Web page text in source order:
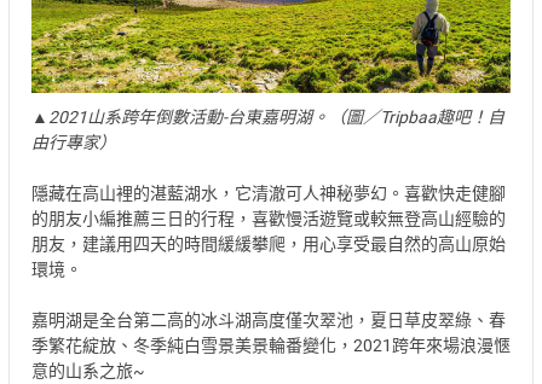
▲2021山系跨年倒數活動-台東嘉明湖。（圖／Tripbaa趣吧！自
由行專家）
隱藏在高山裡的湛藍湖水，它清澈可人神秘夢幻。喜歡快走健腳
的朋友小編推薦三日的行程，喜歡慢活遊覽或較無登高山經驗的
朋友，建議用四天的時間緩緩攀爬，用心享受最自然的高山原始
環境。
嘉明湖是全台第二高的冰斗湖高度僅次翠池，夏日草皮翠綠、春
季繁花綻放、冬季純白雪景美景輪番變化，2021跨年來場浪漫愜
意的山系之旅~